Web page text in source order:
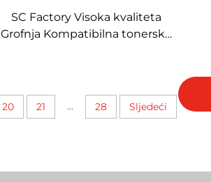
SC Factory Visoka kvaliteta
Grofnja Kompatibilna tonerska
20 21 ... 28 Sljedeći